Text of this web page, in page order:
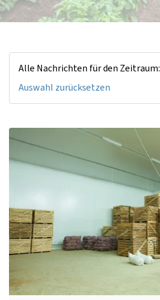
Alle Nachrichten für den Zeitraum:
Auswahl zurücksetzen